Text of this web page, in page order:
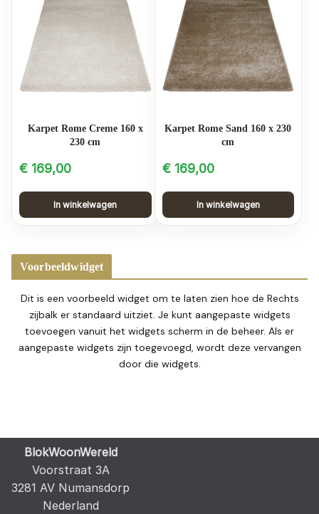
Karpet Rome Creme 160 x
230 cm
€ 169,00
In winkelwagen
Karpet Rome Sand 160 x 230
cm
€169,00
In winkelwagen
Voorbeeldwidget
Dit is een voorbeeld widget om te laten zien hoe de Rechts
zijbalk er standaard uitziet. Je kunt aangepaste widgets
toevoegen vanuit het widgets scherm in de beheer. Als er
aangepaste widgets zijn toegevoegd, wordt deze vervangen
door die widgets.
BlokWoonWereld
Voorstraat 3A
3281 AV Numansdorp
Nederland